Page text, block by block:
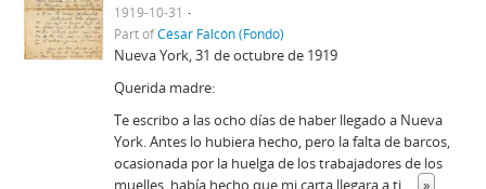
1919-10-31
Part ofCésar Falcón (Fondo)
Nueva York, 31 de octubre de 1919
Querida madre:
Te escribo a las ocho días de haber llegado a Nueva
York. Antes lo hubiera hecho, pero la falta de barcos,
ocasionada por la huelga de los trabajadores de los
muelles, había hecho que mi carta llegara a ti ... »